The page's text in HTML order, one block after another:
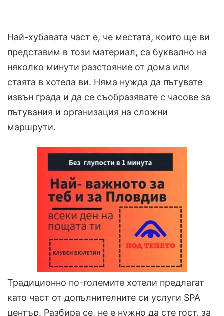
Най-хубавата част е, че местата, които ще ви
представим в този материал, са буквално на
няколко минути разстояние от дома или
стаята в хотела ви. Няма нужда да пътувате
извън града и да се съобразявате с часове за
пътувания и организация на сложни
маршрути.
Традиционно по-големите хотели предлагат
като част от допълнителните си услуги SPA
център. Разбира се, не е нужно да сте гост, за